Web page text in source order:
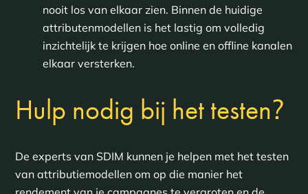
nooit los van elkaar zien. Binnen de huidige
attributenmodellen is het lastig om volledig
inzichtelijk te krijgen hoe online en offline kanalen
elkaar versterken.
Hulp nodig bij het testen?
De experts van SDIM kunnen je helpen met het testen
van attributiemodellen om op die manier het